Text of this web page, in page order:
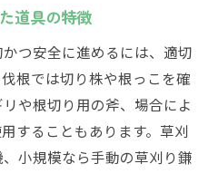
道具の特徴
つ安全に進めるには、適切
根では切り株や根っこを確
や根切り用の斧、場合によ
することもあります。草刈
小規模なら手動の草刈り鎌